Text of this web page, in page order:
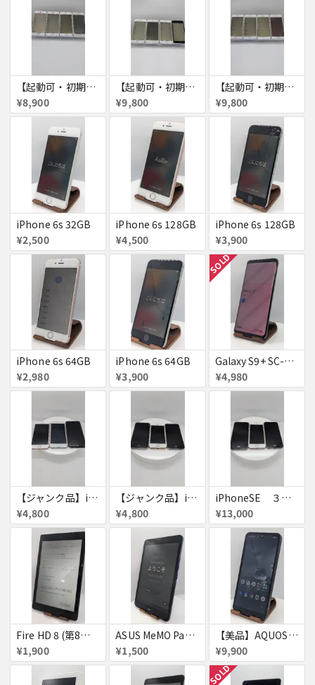
【起動可・初期化済・SIMロック解除済】iPhone6 16GB 4台セット
¥8,900
【起動可・初期化済・SIMロック解除済】iPhone6 64GB 4台セット
¥9,800
【起動可・初期化済・SIMロック解除済】iPhone6 64GB 4台セット
¥9,800
iPhone 6s 32GB
¥2,500
iPhone 6s 128GB
¥4,500
iPhone 6s 128GB
¥3,900
iPhone 6s 64GB
¥2,980
iPhone 6s 64GB
¥3,900
SOLD
Galaxy S9+ SC-03K
¥4,980
【ジャンク品】iPhone6s ３台セット
¥4,800
【ジャンク品】iPhoneSE ３台セット
¥4,800
iPhoneSE ３台セット
¥13,000
Fire HD 8 (第8世代)
¥1,900
ASUS MeMO Pad 8 AST21 au
¥1,500
【美品】AQUOS wish A103SH
¥9,900
SOLD